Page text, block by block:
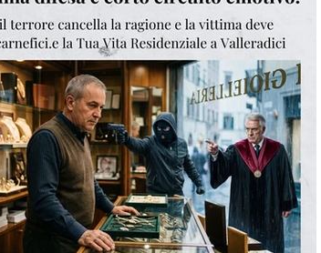
Italia Biblioteca Cabaret
Cultura Curiosidades Dante
Gramática Historia Il ValRadicante
italiana La ciudad Literatura